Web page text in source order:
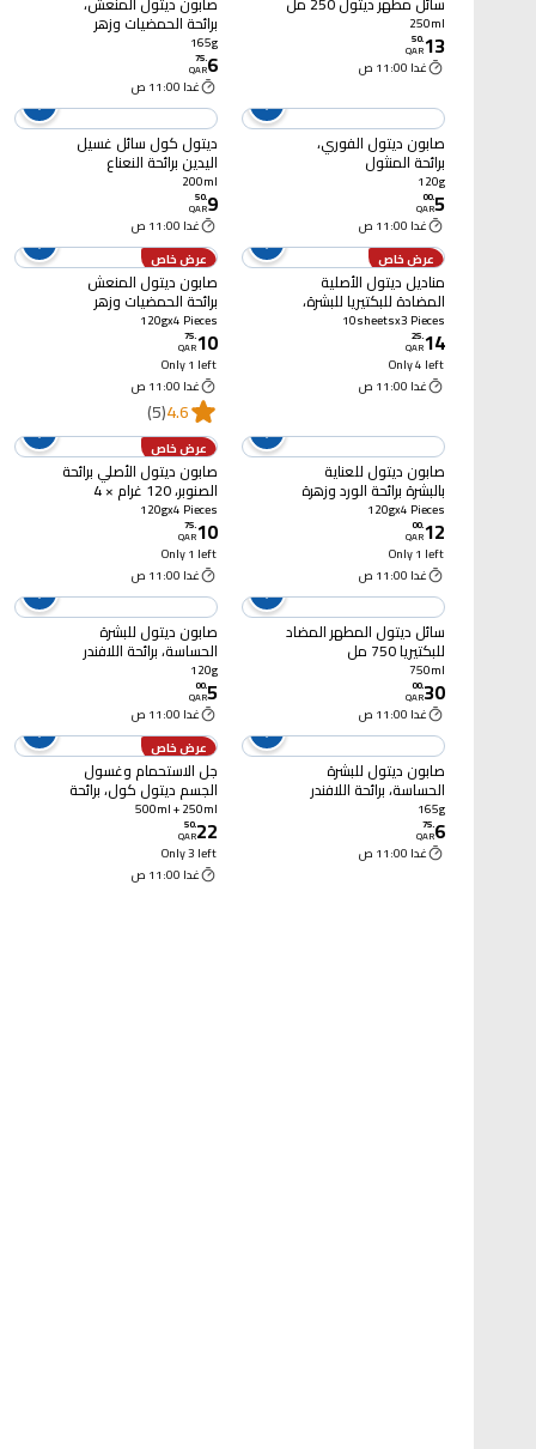
250ml
13
.
50
QAR
غدا 11:00 ص
برائحة الحمضيات وزهر
البرتقال، 165 غرام
165g
6
.
75
QAR
غدا 11:00 ص
صابون ديتول الفوري،
برائحة المنثول
والأوكالبتوس، 120 غرام
120g
5
.
00
QAR
غدا 11:00 ص
ديتول كول سائل غسيل
اليدين برائحة النعناع
والبرغموت، 200 مل
200ml
9
.
50
QAR
غدا 11:00 ص
عرض خاص
مناديل ديتول الأصلية
المضادة للبكتيريا للبشرة،
10 مناديل × 3
10sheetsx3 Pieces
14
.
25
QAR
Only 4 left
غدا 11:00 ص
عرض خاص
صابون ديتول المنعش
برائحة الحمضيات وزهر
البرتقال، 120 غرام × 4
120gx4 Pieces
10
.
75
QAR
Only 1 left
غدا 11:00 ص
4.6
(5)
صابون ديتول للعناية
بالبشرة برائحة الورد وزهرة
الساكورا 120 جرام × 4
120gx4 Pieces
12
.
00
QAR
Only 1 left
غدا 11:00 ص
عرض خاص
صابون ديتول الأصلي برائحة
الصنوبر، 120 غرام × 4
120gx4 Pieces
10
.
75
QAR
Only 1 left
غدا 11:00 ص
سائل ديتول المطهر المضاد
للبكتيريا 750 مل
750ml
30
.
00
QAR
غدا 11:00 ص
صابون ديتول للبشرة
الحساسة، برائحة اللافندر
والمسك الأبيض، 120 غرام
120g
5
.
00
QAR
غدا 11:00 ص
صابون ديتول للبشرة
الحساسة، برائحة اللافندر
والمسك الأبيض، 165 غرام
165g
6
.
75
QAR
غدا 11:00 ص
عرض خاص
جل الاستحمام وغسول
الجسم ديتول كول، برائحة
المنثول والأوكالبتوس،
500 مل + 250 مل
500ml + 250ml
22
.
50
QAR
Only 3 left
غدا 11:00 ص